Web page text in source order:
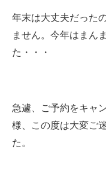
年末は大丈夫だった
ません。今年はまん
た・・・
急遽、ご予約をキャ
様、この度は大変ご
た。